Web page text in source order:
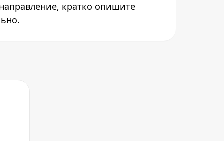
кратко опишите